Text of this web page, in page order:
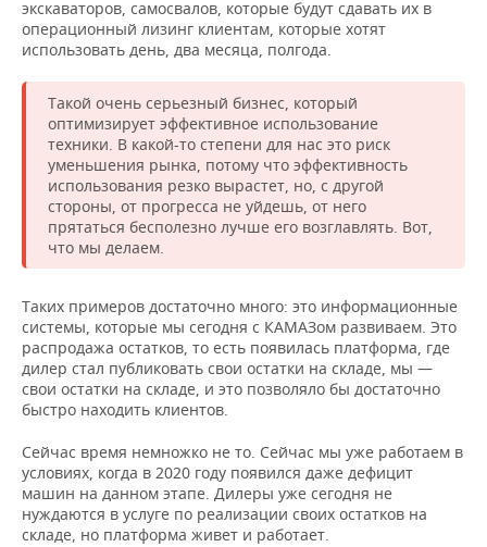
экскаваторов, самосвалов, которые будут сдавать их в
операционный лизинг клиентам, которые хотят
использовать день, два месяца, полгода.
Такой очень серьезный бизнес, который
оптимизирует эффективное использование
техники. В какой-то степени для нас это риск
уменьшения рынка, потому что эффективность
использования резко вырастет, но, с другой
стороны, от прогресса не уйдешь, от него
прятаться бесполезно лучше его возглавлять. Вот,
что мы делаем.
Таких примеров достаточно много: это информационные
системы, которые мы сегодня с КАМАЗом развиваем. Это
распродажа остатков, то есть появилась платформа, где
дилер стал публиковать свои остатки на складе, мы —
свои остатки на складе, и это позволяло бы достаточно
быстро находить клиентов.
Сейчас время немножко не то. Сейчас мы уже работаем в
условиях, когда в 2020 году появился даже дефицит
машин на данном этапе. Дилеры уже сегодня не
нуждаются в услуге по реализации своих остатков на
складе, но платформа живет и работает.